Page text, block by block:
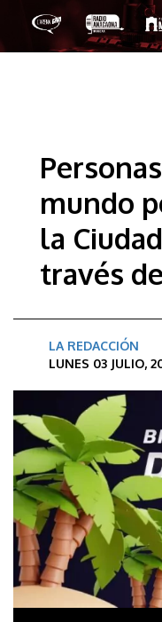
mundo
la
través
LA REDACCIÓN
LUNES 03 JULIO,